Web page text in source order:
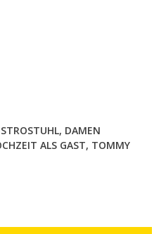
, DAMEN
ALS GAST, TOMMY